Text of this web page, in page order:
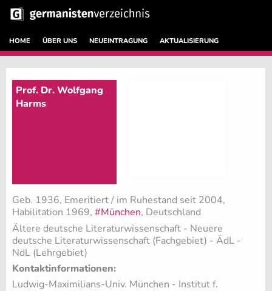
HOME ÜBER UNS NEUEINTRAGUNG AKTUALISIERUNG
Prof. Dr. Wolfgang
Harms
Geb. 1936, Emeritiert / im Ruhestand seit 2004,
Habilitation 1969, #München, Deutschland
Ältere deutsche Literaturwissenschaft - Neuere
deutsche Literaturwissenschaft (Fachgebiet) - ÄdL -
NdL (Lehrgebiet)
Kontaktinformationen:
Ludwig-Maximilians-Univ. München - Institut f.